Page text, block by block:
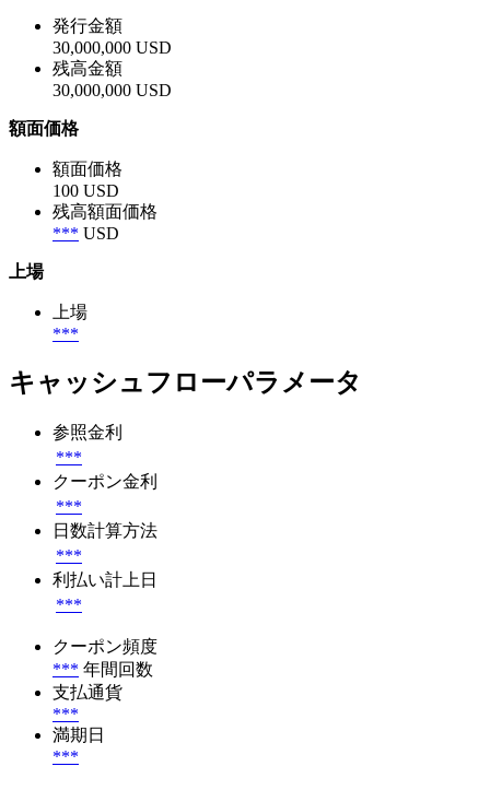
発行金額
30,000,000 USD
残高金額
30,000,000 USD
額面価格
額面価格
100 USD
残高額面価格
*** USD
上場
上場
***
キャッシュフローパラメータ
参照金利
***
クーポン金利
***
日数計算方法
***
利払い計上日
***
クーポン頻度
*** 年間回数
支払通貨
***
満期日
***